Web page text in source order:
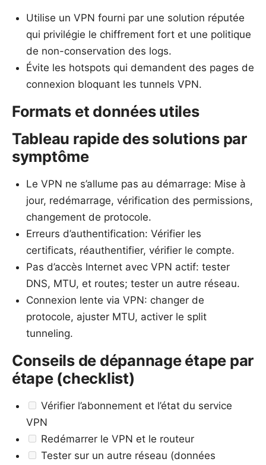
Utilise un VPN fourni par une solution réputée
qui privilégie le chiffrement fort et une politique
de non-conservation des logs.
Évite les hotspots qui demandent des pages de
connexion bloquant les tunnels VPN.
Formats et données utiles
Tableau rapide des solutions par
symptôme
Le VPN ne s’allume pas au démarrage: Mise à
jour, redémarrage, vérification des permissions,
changement de protocole.
Erreurs d’authentification: Vérifier les
certificats, réauthentifier, vérifier le compte.
Pas d’accès Internet avec VPN actif: tester
DNS, MTU, et routes; tester un autre réseau.
Connexion lente via VPN: changer de
protocole, ajuster MTU, activer le split
tunneling.
Conseils de dépannage étape par
étape (checklist)
Vérifier l’abonnement et l’état du service
VPN
Redémarrer le VPN et le routeur
Tester sur un autre réseau (données